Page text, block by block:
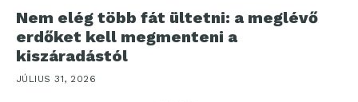
Nem elég több fát ültetni: a meglévő
erdőket kell megmenteni a
kiszáradástól
JÚLIUS 31, 2026